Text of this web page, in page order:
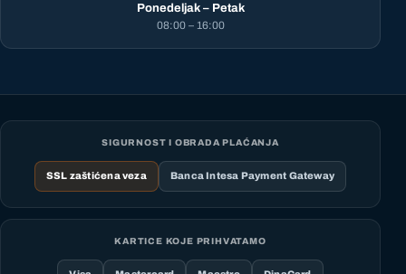
Ponedeljak – Petak
08:00 – 16:00
SIGURNOST I OBRADA PLAĆANJA
SSL zaštićena veza Banca Intesa Payment Gateway
KARTICE KOJE PRIHVATAMO